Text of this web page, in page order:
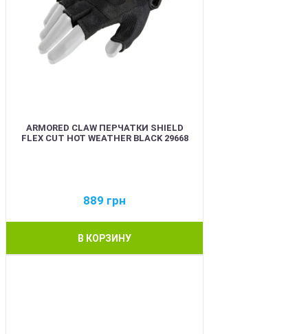
ARMORED CLAW ПЕРЧАТКИ SHIELD
FLEX CUT HOT WEATHER BLACK 29668
889 грн
В КОРЗИНУ